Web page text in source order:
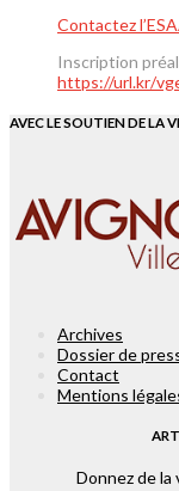
Contactez
Inscription
https://url.kr/
AVEC LE SOUTIEN DE LA
Archives
Dossier de
Contact
Mentions
Donnez de la